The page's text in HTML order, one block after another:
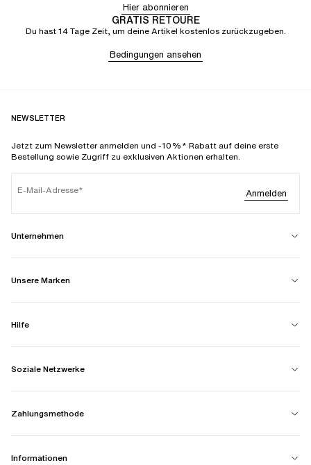
Hier abonnieren
GRATIS RETOURE
Du hast 14 Tage Zeit, um deine Artikel kostenlos zurückzugeben.
Bedingungen ansehen
NEWSLETTER
Jetzt zum Newsletter anmelden und -10%* Rabatt auf deine erste
Bestellung sowie Zugriff zu exklusiven Aktionen erhalten.
E-Mail-Adresse Anmelden
Unternehmen
Unsere Marken
Hilfe
Soziale Netzwerke
Zahlungsmethode
Informationen